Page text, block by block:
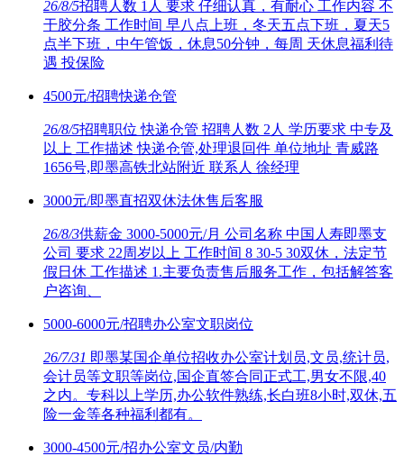
26/8/5招聘人数 1人 要求 仔细认真，有耐心 工作内容 不
干胶分条 工作时间 早八点上班，冬天五点下班，夏天5
点半下班，中午管饭，休息50分钟，每周 天休息福利待
遇 投保险
4500元/招聘快递仓管
26/8/5招聘职位 快递仓管 招聘人数 2人 学历要求 中专及
以上 工作描述 快递仓管,处理退回件 单位地址 青威路
1656号,即墨高铁北站附近 联系人 徐经理
3000元/即墨直招双休法休售后客服
26/8/3供薪金 3000-5000元/月 公司名称 中国人寿即墨支
公司 要求 22周岁以上 工作时间 8 30-5 30双休，法定节
假日休 工作描述 1.主要负责售后服务工作，包括解答客
户咨询、
5000-6000元/招聘办公室文职岗位
26/7/31 即墨某国企单位招收办公室计划员,文员,统计员,
会计员等文职等岗位,国企直签合同正式工,男女不限,40
之内。专科以上学历,办公软件熟练,长白班8小时,双休,五
险一金等各种福利都有。
3000-4500元/招办公室文员/内勤